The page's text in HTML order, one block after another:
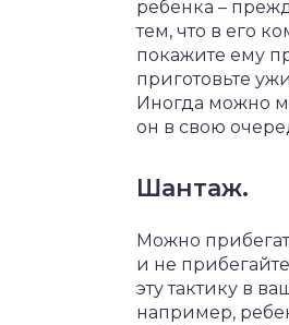
ребенка –
тем, что в его
покажите ему
приготовьте
Иногда можно
он в свою
Шантаж.
Можно
и не прибегайте
эту тактику в
например,